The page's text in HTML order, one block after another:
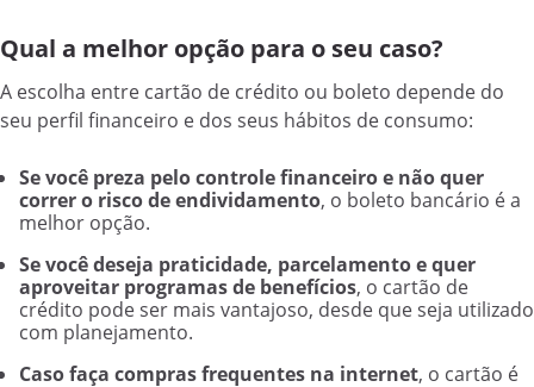
Qual a melhor opção para o seu caso?
A escolha entre cartão de crédito ou boleto depende do
seu perfil financeiro e dos seus hábitos de consumo:
Se você preza pelo controle financeiro e não quer
correr o risco de endividamento, o boleto bancário é a
melhor opção.
Se você deseja praticidade, parcelamento e quer
aproveitar programas de benefícios, o cartão de
crédito pode ser mais vantajoso, desde que seja utilizado
com planejamento.
Caso faça compras frequentes na internet, o cartão é